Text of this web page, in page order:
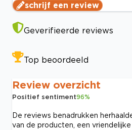
schrijf een review
Geverifieerde reviews
Top beoordeeld
Review overzicht
Positief sentiment96%
De reviews benadrukken
van de producten, een